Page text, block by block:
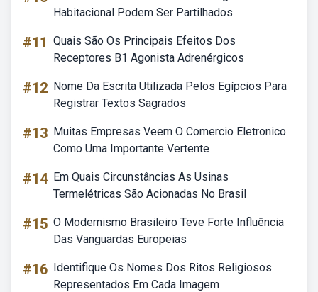
Habitacional Podem Ser Partilhados
#11 Quais São Os Principais Efeitos Dos
Receptores B1 Agonista Adrenérgicos
#12 Nome Da Escrita Utilizada Pelos Egípcios Para
Registrar Textos Sagrados
#13 Muitas Empresas Veem O Comercio Eletronico
Como Uma Importante Vertente
#14 Em Quais Circunstâncias As Usinas
Termelétricas São Acionadas No Brasil
#15 O Modernismo Brasileiro Teve Forte Influência
Das Vanguardas Europeias
#16 Identifique Os Nomes Dos Ritos Religiosos
Representados Em Cada Imagem